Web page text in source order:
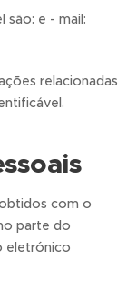
são: e - mail:
relacionadas
com o
parte do
eletrónico